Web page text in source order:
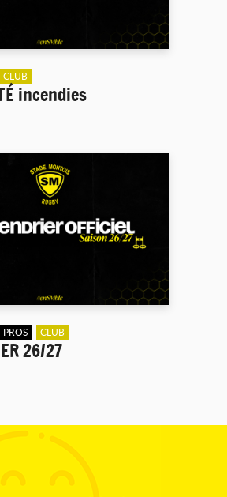
CLUB
incendies
PROS CLUB
26/27